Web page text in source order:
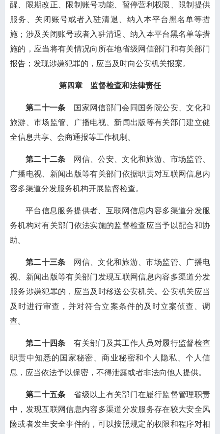
醒、限期改正、限制账号功能、暂停营利权限、限制提供
服务、关闭账号或者入驻清退、纳入本平台黑名单等措
施；涉及关闭账号或者入驻清退、纳入本平台黑名单等措
施的，应当将有关情况向所在地省级网信部门和有关部门
报告；发现涉嫌犯罪的，应当及时向公安机关报案。
第四章 监督检查和法律责任
第二十一条
国家网信部门会同国务院公安、文化和
旅游、市场监管、广播电视、新闻出版等有关部门建立健
全信息共享、会商通报等工作机制。
第二十二条 网信、公安、文化和旅游、市场监管、
广播电视、新闻出版等有关部门依据职责对互联网信息内
容多渠道分发服务机构开展监督检查。
平台信息服务提供者、互联网信息内容多渠道分发服
务机构对有关部门依法实施的监督检查应当予以配合和协
助。
第二十三条 网信、文化和旅游、市场监管、广播电
视、新闻出版等有关部门发现互联网信息内容多渠道分发
服务涉嫌犯罪的，应当及时移送公安机关。公安机关应当
及时进行审查，并对符合立案条件的及时立案侦查、调
查。
第二十四条 有关部门及其工作人员对履行监督检查
职责中知悉的国家秘密、商业秘密和个人隐私、个人信
息，应当依法予以保密，不得泄露或者非法向他人提供。
第二十五条 省级以上有关部门在履行监督管理职责
中，发现互联网信息内容多渠道分发服务存在较大安全风
险或者发生安全事件的，可以按照规定的权限和程序对相